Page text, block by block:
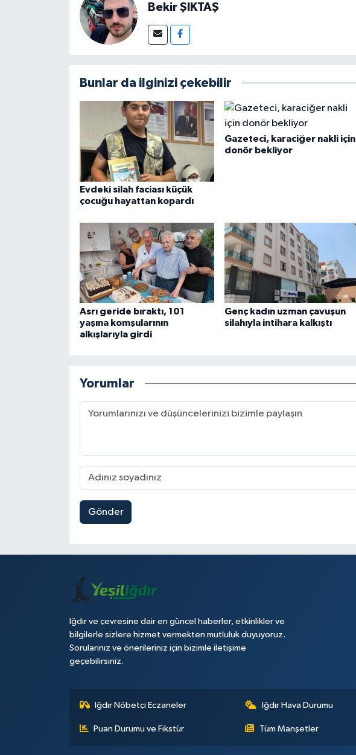
Bekir ŞIKTAŞ
Bunlar da ilginizi çekebilir
Evdeki silah faciası küçük
çocuğu hayattan kopardı
Gazeteci, karaciğer nakli için
donör bekliyor
Asrı geride bıraktı, 101
yaşına komşularının
alkışlarıyla girdi
Genç kadın uzman çavuşun
silahıyla intihara kalkıştı
Yorumlar
Gönder
Iğdır ve çevresine dair en güncel haberler, etkinlikler ve
bilgilerle sizlere hizmet vermekten mutluluk duyuyoruz.
Sorularınız ve önerileriniz için bizimle iletişime
geçebilirsiniz.
Iğdır Nöbetçi Eczaneler Iğdır Hava Durumu
Puan Durumu ve Fikstür Tüm Manşetler